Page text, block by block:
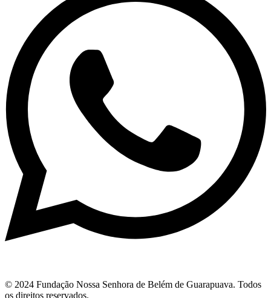
© 2024 Fundação Nossa Senhora de Belém de Guarapuava. Todos
os direitos reservados.